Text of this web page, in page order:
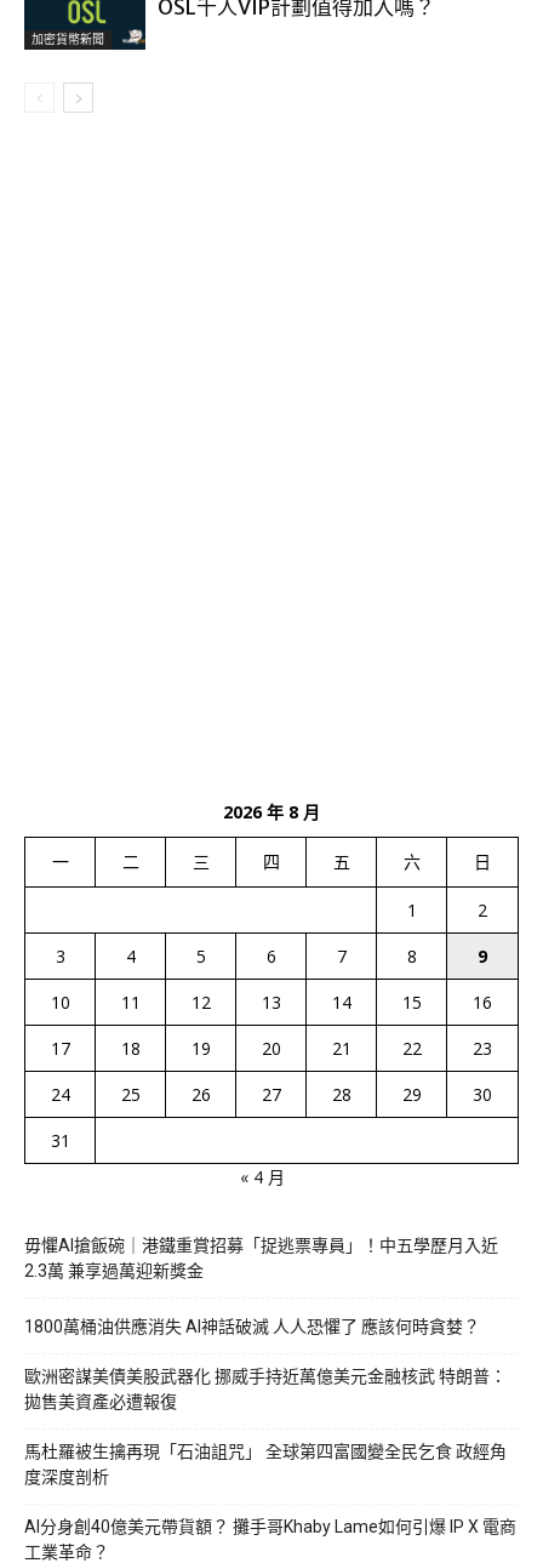
加密貨幣新聞
OSL千人VIP計劃值得加入嗎？
2026 年 8 月
一 二 三 四 五 六 日
1
2
3
4 5 6 7 8
9
10
11 12 13 14 15
16
17
18 19 20 21 22
23
24
25 26 27 28 29
30
31
« 4 月
毋懼AI搶飯碗｜港鐵重賞招募「捉逃票專員」！中五學歷月入近
2.3萬 兼享過萬迎新獎金
1800萬桶油供應消失 AI神話破滅 人人恐懼了 應該何時貪婪？
歐洲密謀美債美股武器化 挪威手持近萬億美元金融核武 特朗普：
拋售美資產必遭報復
馬杜羅被生擒再現「石油詛咒」 全球第四富國變全民乞食 政經角
度深度剖析
AI分身創40億美元帶貨額？ 攤手哥Khaby Lame如何引爆 IP X 電商
工業革命？